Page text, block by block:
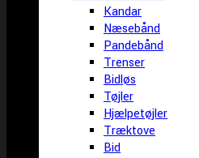
Kandar
Næsebånd
Pandebånd
Trenser
Bidløs
Tøjler
Hjælpetøjler
Træktove
Bid